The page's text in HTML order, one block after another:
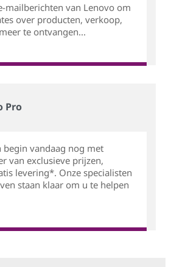
mailberichten van Lenovo om
over producten, verkoop,
te ontvangen...
Pro
vandaag nog met
van exclusieve prijzen,
levering*. Onze specialisten
staan klaar om u te helpen